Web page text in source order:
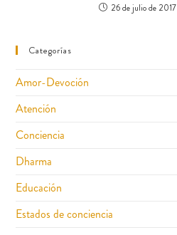
26 de julio de 2017
Categorías
Amor-Devoción
Atención
Conciencia
Dharma
Educación
Estados de conciencia